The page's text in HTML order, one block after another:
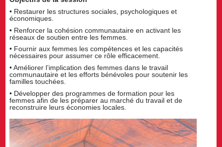
• Restaurer les structures sociales, psychologiques et
économiques.
• Renforcer la cohésion communautaire en activant les
réseaux de soutien entre les femmes.
• Fournir aux femmes les compétences et les capacités
nécessaires pour assumer ce rôle efficacement.
• Améliorer l’implication des femmes dans le travail
communautaire et les efforts bénévoles pour soutenir les
familles touchées.
• Développer des programmes de formation pour les
femmes afin de les préparer au marché du travail et de
reconstruire leurs économies locales.